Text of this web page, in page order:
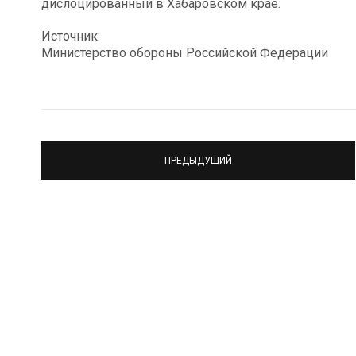
дислоцированный в Хабаровском крае.
Источник:
Министерство обороны Российской Федерации
ПРЕДЫДУЩИЙ